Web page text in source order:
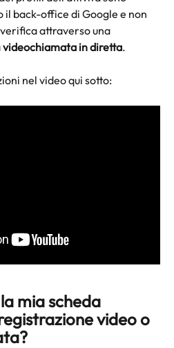
back-office di Google e non
attraverso una
videochiamata in diretta.
nel video qui sotto:
mia scheda
video o